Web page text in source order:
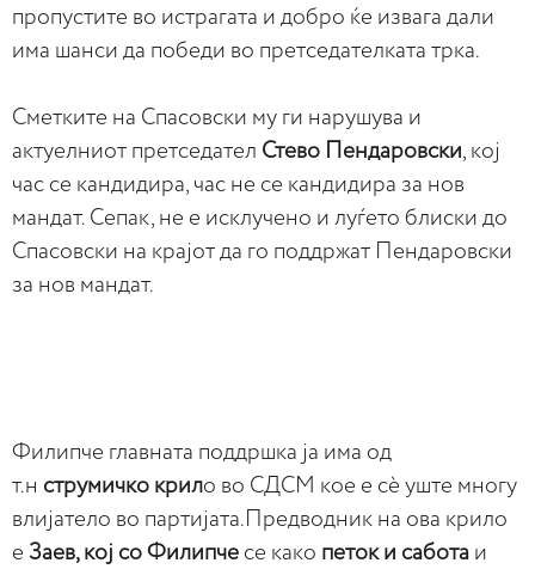
пропустите во истрагата и добро ќе извага дали
има шанси да победи во претседателката трка.
Сметките на Спасовски му ги нарушува и
актуелниот претседател Стево Пендаровски, кој
час се кандидира, час не се кандидира за нов
мандат. Сепак, не е исклучено и луѓето блиски до
Спасовски на крајот да го поддржат Пендаровски
за нов мандат.
Филипче главната поддршка ја има од
т.н струмичко крило во СДСМ кое е сѐ уште многу
влијатело во партијата.Предводник на ова крило
е Заев, кој со Филипче се како петок и сабота и